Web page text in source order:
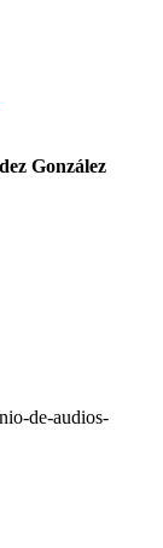
González
de-audios-